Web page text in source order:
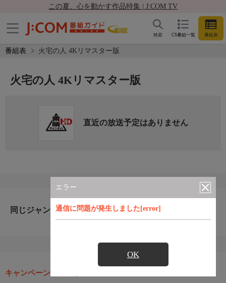
この夏、心を動かす作品特集 | J:COM TV
CS番組一覧 番組表
検索
番組表 火宅の人 4Kリマスター版
エラー
通信に問題が発生しました[error]
OK
火宅の人 4Kリマスター版
直近の放送予定はありません
同じジャンルのおすすめ番組
キャンペーン・お得な情報